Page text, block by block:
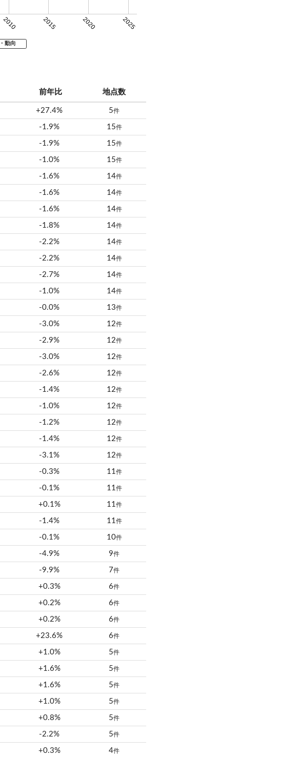
2010 2015 2020 2025
動向
前年比 地点数
+27.4% 5件
-1.9% 15件
-1.9% 15件
-1.0% 15件
-1.6% 14件
-1.6% 14件
-1.6% 14件
-1.8% 14件
-2.2% 14件
-2.2% 14件
-2.7% 14件
-1.0% 14件
-0.0% 13件
-3.0% 12件
-2.9% 12件
-3.0% 12件
-2.6% 12件
-1.4% 12件
-1.0% 12件
-1.2% 12件
-1.4% 12件
-3.1% 12件
-0.3% 11件
-0.1% 11件
+0.1% 11件
-1.4% 11件
-0.1% 10件
-4.9% 9件
-9.9% 7件
+0.3% 6件
+0.2% 6件
+0.2% 6件
+23.6% 6件
+1.0% 5件
+1.6% 5件
+1.6% 5件
+1.0% 5件
+0.8% 5件
-2.2% 5件
+0.3% 4件